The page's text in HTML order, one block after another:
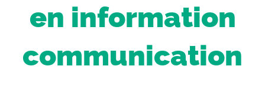
en information
communication